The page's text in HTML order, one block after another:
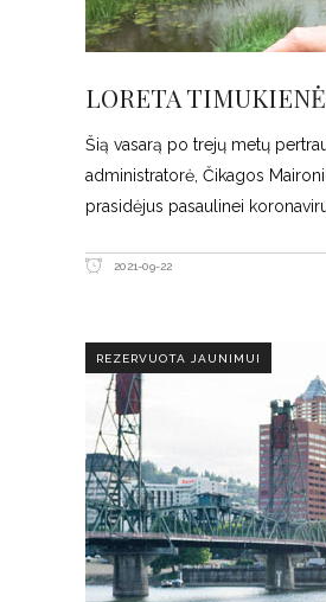
LORETA
Šią vasarą po trejų metų
administratorė, Čikagos
prasidėjus pasaulinei
2021-09-22
REZERVUOTA JAUNIMUI